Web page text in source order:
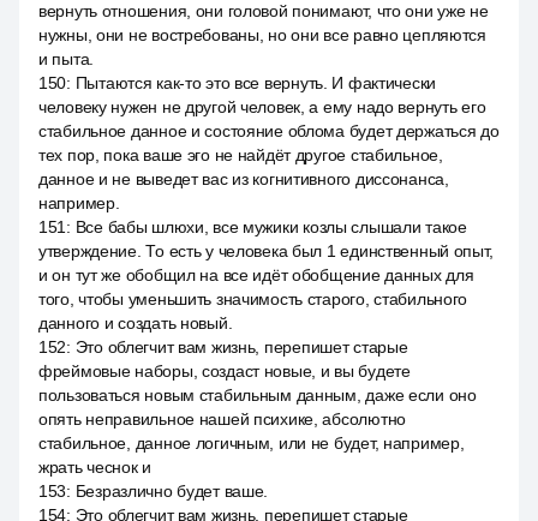
вернуть отношения, они головой понимают, что они уже не
нужны, они не востребованы, но они все равно цепляются
и пыта.
150: Пытаются как-то это все вернуть. И фактически
человеку нужен не другой человек, а ему надо вернуть его
стабильное данное и состояние облома будет держаться до
тех пор, пока ваше эго не найдёт другое стабильное,
данное и не выведет вас из когнитивного диссонанса,
например.
151 : Все бабы шлюхи, все мужики козлы слышали такое
утверждение. То есть у человека был 1 единственный опыт,
и он тут же обобщил на все идёт обобщение данных для
того, чтобы уменьшить значимость старого, стабильного
данного и создать новый.
152: Это облегчит вам жизнь, перепишет старые
фреймовые наборы, создаст новые, и вы будете
пользоваться новым стабильным данным, даже если оно
опять неправильное нашей психике, абсолютно
стабильное, данное логичным, или не будет, например,
жрать чеснок и
153: Безразлично будет ваше.
154: Это облегчит вам жизнь, перепишет старые